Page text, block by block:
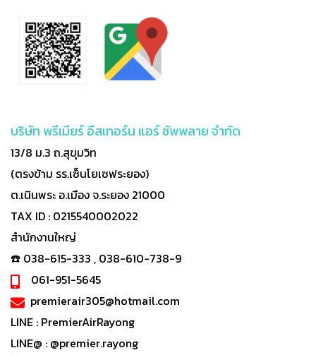
บริษัท พรีเมียร์ อีสเทอร์น แอร์ ซัพพลาย จำกัด
13/8 ม.3 ถ.สุขุมวิท
(ตรงข้าม รร.เซ็นโยเซฟระยอง)
ต.เนินพระ อ.เมือง จ.ระยอง 21000
TAX ID : 0215540002022
สำนักงานใหญ่
☎️ 038-615-333 , 038-610-738-9
061-951-5645
premierair305@hotmail.com
LINE : PremierAirRayong
LINE@ : @premier.rayong